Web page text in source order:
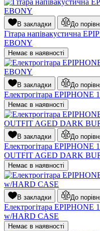
В закладки До
Гітара напівакустична
EBONY
Немає в наявності
В закладки До
Електрогітара
Немає в наявності
В закладки До
Електрогітара
OUTFIT AGED DARK
Немає в наявності
В закладки До
Електрогітара
w/HARD CASE
Немає в наявності